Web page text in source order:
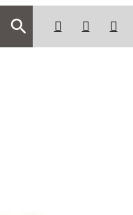
search